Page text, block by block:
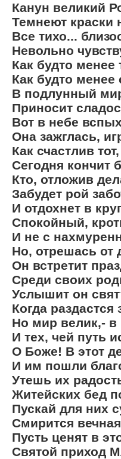
Канун великий
Темнеют краски
Все тихо...
Невольно
Как будто менее
Как будто менее
В подлунный
Приносит
Вот в небе
Она зажглась,
Как счастлив
Сегодня кончит
Кто, отложив
Забудет рой
И отдохнет в
Спокойный,
И не с
Но, отрешась
Он встретит
Среди своих
Услышит он
Когда
Но мир велик,- в
И тех, чей путь
О Боже! В этот
И им пошли
Утешь их
Житейских бед
Пускай для них
Смирится
Пусть ценят в
Святой приход